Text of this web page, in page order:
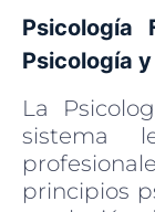
Psicología
Psicología
La
sistema
principios